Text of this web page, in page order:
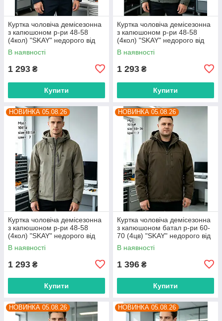
Куртка чоловіча демісезонна
з капюшоном р-ри 48-58
(4кол) "SKAY" недорого від
прямого постачальника
В наявності
1 293 ₴
Купити
Куртка чоловіча демісезонна
з капюшоном р-ри 48-58
(4кол) "SKAY" недорого від
прямого постачальника
В наявності
1 293 ₴
Купити
НОВИНКА 05.08.26
Куртка чоловіча демісезонна
з капюшоном р-ри 48-58
(4кол) "SKAY" недорого від
прямого постачальника
В наявності
1 293 ₴
Купити
НОВИНКА 05.08.26
Куртка чоловіча демісезонна
з капюшоном батал р-ри 60-
70 (4цв) "SKAY" недорого від
прямого постачальника
В наявності
1 396 ₴
Купити
НОВИНКА 05.08.26 НОВИНКА 05.08.26